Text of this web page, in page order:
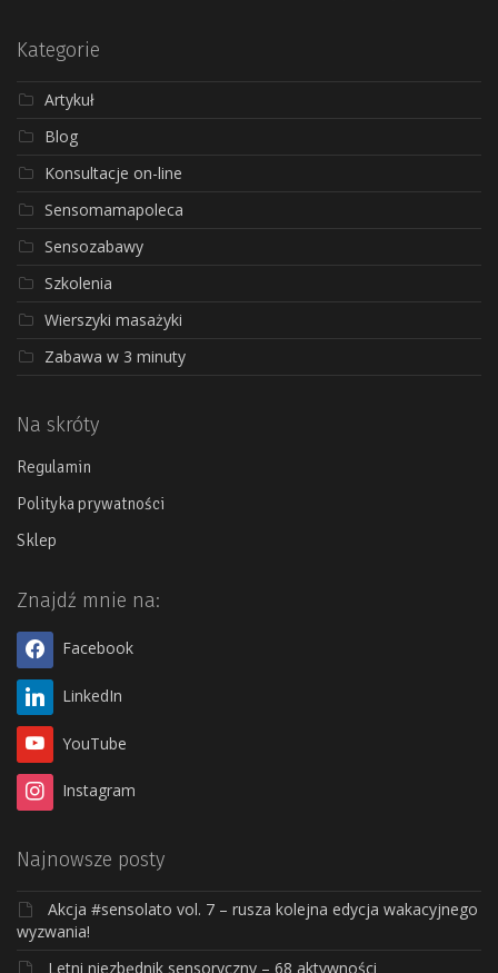
Kategorie
Artykuł
Blog
Konsultacje on-line
Sensomamapoleca
Sensozabawy
Szkolenia
Wierszyki masażyki
Zabawa w 3 minuty
Na skróty
Regulamin
Polityka prywatności
Sklep
Znajdź mnie na:
Facebook
LinkedIn
YouTube
Instagram
Najnowsze posty
Akcja #sensolato vol. 7 – rusza kolejna edycja wakacyjnego
wyzwania!
Letni niezbędnik sensoryczny – 68 aktywności